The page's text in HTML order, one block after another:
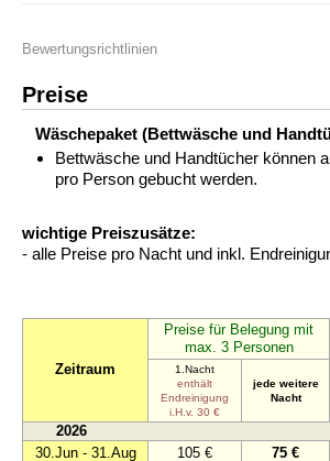
Bewertungsrichtlinien
Preise
Wäschepaket (Bettwäsche und
Bettwäsche und Handtücher können
pro Person gebucht werden.
wichtige Preiszusätze:
- alle Preise pro Nacht und inkl.
Zeitraum
Preise für Belegung mit
max. 3 Personen
1.Nacht
enthält
Endreinigung
i.H.v. 30 €
jede weitere
Nacht
2026
30.Jun - 31.Aug
105 € 75 €